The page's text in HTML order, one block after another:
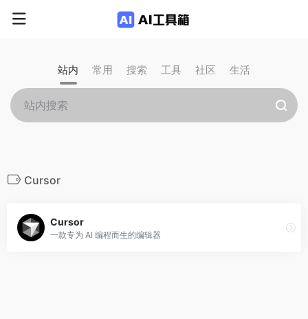
站内 常用 搜索 工具 社区 生活
Cursor
Cursor
一款专为 AI 编程而生的编辑器